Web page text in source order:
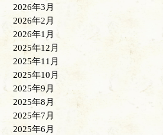
2026年3月
2026年2月
2026年1月
2025年12月
2025年11月
2025年10月
2025年9月
2025年8月
2025年7月
2025年6月